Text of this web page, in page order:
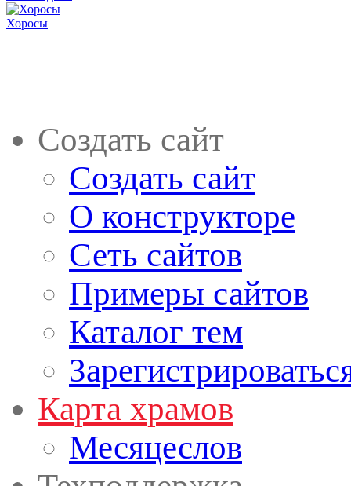
Хоросы
Создать сайт
Создать сайт
О конструкторе
Сеть сайтов
Примеры сайтов
Каталог тем
Карта храмов
Месяцеслов